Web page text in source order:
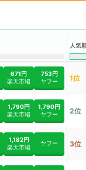
人気
671円
楽天市場
753円
ヤフー
1位
1,790円
楽天市場
1,790円
ヤフー
2位
1,182円
楽天市場
ヤフー 3位